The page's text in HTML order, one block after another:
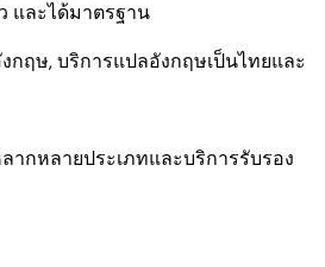
และได้มาตรฐาน
กฤษ, บริการแปลอังกฤษเป็นไทยและ
ากหลายประเภทและบริการรับรอง​